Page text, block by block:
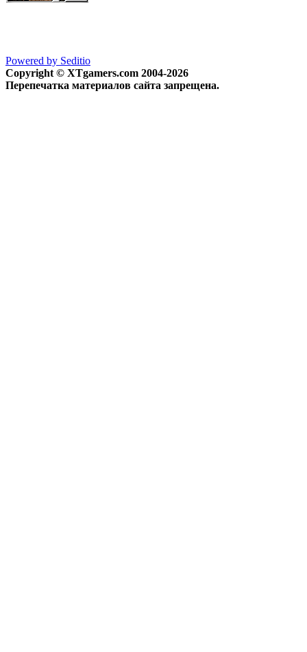
Powered by Seditio
Copyright © XTgamers.com 2004-2026
Перепечатка материалов сайта запрещена.